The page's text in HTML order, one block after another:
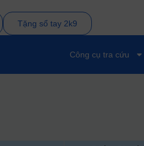
Tặng sổ tay 2k9
Công cụ tra cứu